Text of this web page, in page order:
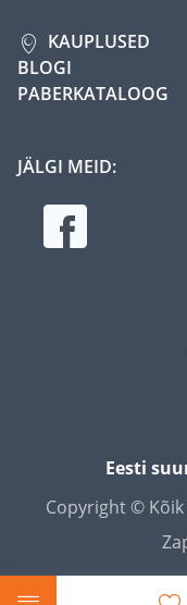
KAUPLUSED
BLOGI
PABERKATALOOG
JÄLGI MEID:
Eesti
Copyright © Kõik